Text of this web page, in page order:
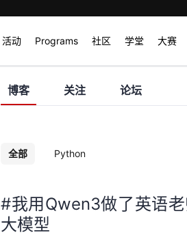
活动 Programs 社区 学堂 大赛
博客 关注 论坛
全部 Python
#我用Qwen3做了英语
大模型